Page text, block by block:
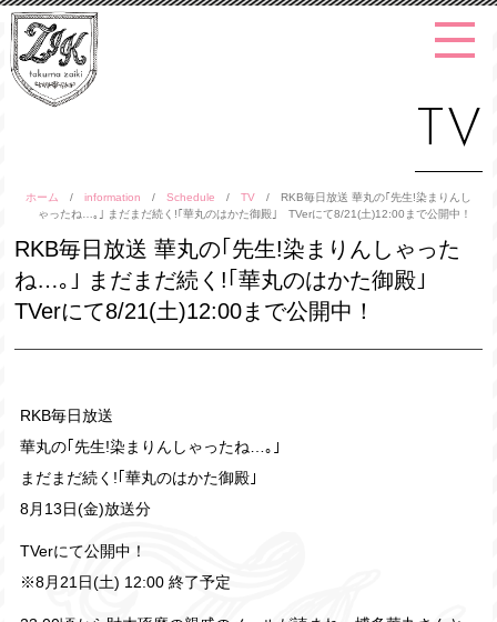
TV
ホーム / information / Schedule / TV /
RKB毎日放送 華丸の｢先生!染まりんし
ゃったね…｡｣ まだまだ続く!｢華丸のはかた御殿｣ TVerにて8/21(土)12:00まで公開中！
RKB毎日放送 華丸の｢先生!染まりんしゃった
ね…｡｣ まだまだ続く!｢華丸のはかた御殿｣
TVerにて8/21(土)12:00まで公開中！
RKB毎日放送
華丸の｢先生!染まりんしゃったね…｡｣
まだまだ続く!｢華丸のはかた御殿｣
8月13日(金)放送分
TVerにて公開中！
※8月21日(土) 12:00 終了予定